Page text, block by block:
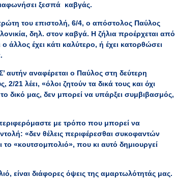
ξεσπά καβγάς.
του επιστολή, 6/4, ο απόστολος Παύλος
δηλ. στον καβγά. Η ζήλια προέρχεται από
άλλος έχει κάτι καλύτερο, ή έχει κατορθώσει
αυτήν αναφέρεται ο Παύλος στη δεύτερη
21 λέει, «όλοι ζητούν τα δικά τους και όχι
δικό μας, δεν μπορεί να υπάρξει συμβιβασμός,
με τρόπο που μπορεί να
«δεν θέλεις περιφέρεσθαι συκοφαντών
«κουτσομπολιό», που κι αυτό δημιουργεί
είναι διάφορες όψεις της αμαρτωλότητάς μας.